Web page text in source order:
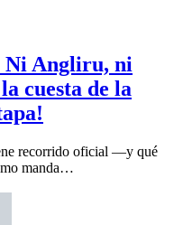
Ni Angliru, ni
cuesta de la
recorrido oficial —y qué
manda…